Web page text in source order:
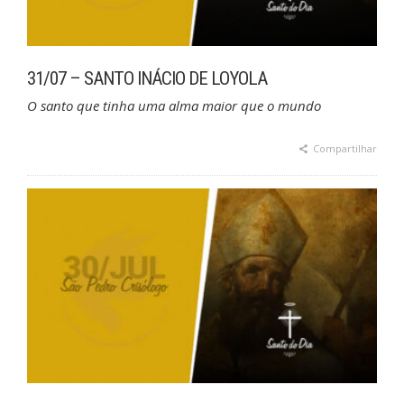
31/07 – SANTO INÁCIO DE LOYOLA
O santo que tinha uma alma maior que o mundo
Compartilhar